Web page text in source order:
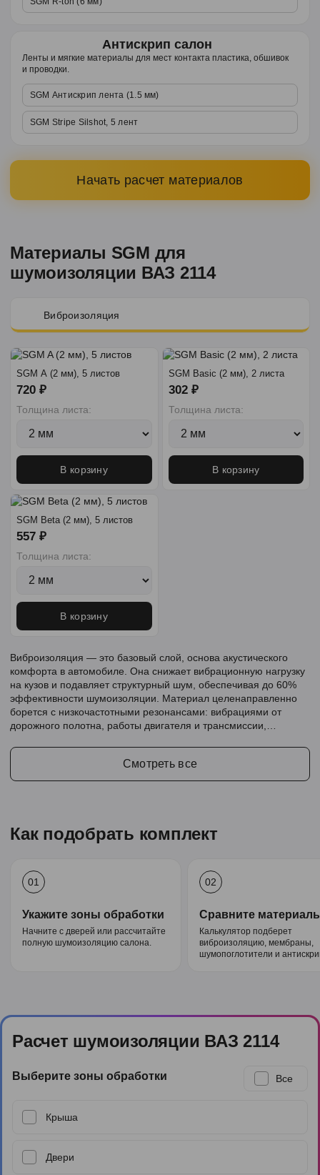
Антискрип салон
Ленты и мягкие материалы для мест контакта пластика, обшивок
и проводки.
SGM Антискрип лента (1.5 мм)
SGM Stripe Silshot, 5 лент
Начать расчет материалов
Материалы SGM для
шумоизоляции ВАЗ 2114
Виброизоляция
SGM A (2 мм), 5 листов
720 ₽
Толщина листа:
В корзину
SGM Basic (2 мм), 2 листа
302 ₽
Толщина листа:
В корзину
SGM Beta (2 мм), 5 листов
557 ₽
Толщина листа:
В корзину
Виброизоляция — это базовый слой, основа акустического
комфорта в автомобиле. Она снижает вибрационную нагрузку
на кузов и подавляет структурный шум, обеспечивая до 60%
эффективности шумоизоляции. Материал целенаправленно
борется с низкочастотными резонансами: вибрациями от
дорожного полотна, работы двигателя и трансмиссии,
Смотреть все
Как подобрать комплект
01
Укажите зоны обработки
Начните с дверей или рассчитайте
полную шумоизоляцию салона.
02
Сравните
Калькулятор подберет
виброизоляцию, мембраны,
шумопоглотители и
Расчет шумоизоляции ВАЗ 2114
Выберите зоны обработки Все
Крыша
Двери